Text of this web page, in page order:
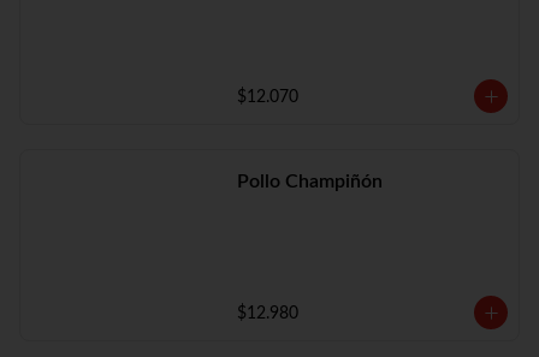
$12.070
Pollo Champiñón
$12.980